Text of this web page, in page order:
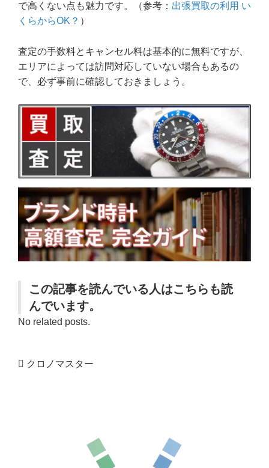
で高くない点も魅力です。（参考： 出張買取の利用 い
くらからOK？ ）
査定の手数料とキャンセル料は基本的に無料ですが、
エリアによっては訪問対応していない場合もあるの
で、必ず事前に確認しておきましょう。
この記事を読んでいる人はこちらも読
んでいます。
No related posts.
クロノマスター